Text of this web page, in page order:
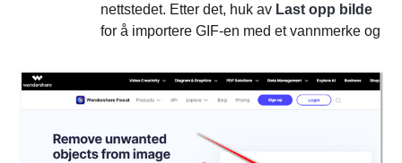
nettstedet. Etter det, huk av Last opp bilde
for å importere GIF-en med et vannmerke og